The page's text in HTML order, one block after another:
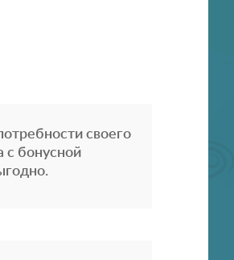
своего
с бонусной